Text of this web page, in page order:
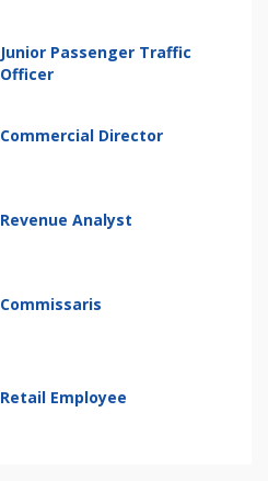
Junior Passenger Traffic
Officer
Commercial Director
Revenue Analyst
Commissaris
Retail Employee